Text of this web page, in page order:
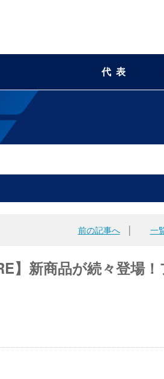
代表
前の記事へ│ 一
】新商品が続々登場